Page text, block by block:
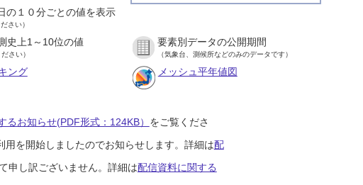
の１０分ごとの値を表示
さい）
史上1～10位の値
さい）
要素別データの公開期間
（気象台、測候所などのみのデータです）
ング メッシュ平年値図
るお知らせ(PDF形式：124KB） をご覧くださ
を開始しましたのでお知らせします。詳細は配
申し訳ございません。詳細は配信資料に関する